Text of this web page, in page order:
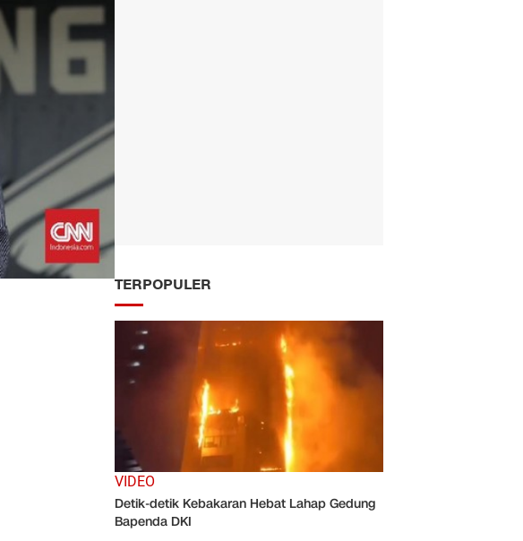
TERPOPULER
VIDEO
Detik-detik Kebakaran Hebat Lahap Gedung
Bapenda DKI